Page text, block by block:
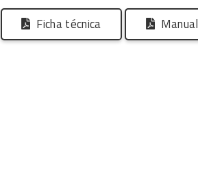
Ficha técnica Manual